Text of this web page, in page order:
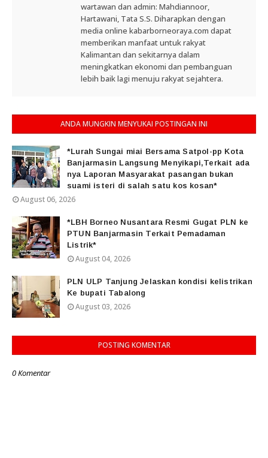
wartawan dan admin: Mahdiannoor,
Hartawani, Tata S.S. Diharapkan dengan
media online kabarborneoraya.com dapat
memberikan manfaat untuk rakyat
Kalimantan dan sekitarnya dalam
meningkatkan ekonomi dan pembanguan
lebih baik lagi menuju rakyat sejahtera.
ANDA MUNGKIN MENYUKAI POSTINGAN INI
*Lurah Sungai miai Bersama Satpol-pp Kota
Banjarmasin Langsung Menyikapi,Terkait ada
nya Laporan Masyarakat pasangan bukan
suami isteri di salah satu kos kosan*
August 06, 2026
*LBH Borneo Nusantara Resmi Gugat PLN ke
PTUN Banjarmasin Terkait Pemadaman
Listrik*
August 04, 2026
PLN ULP Tanjung Jelaskan kondisi kelistrikan
Ke bupati Tabalong
August 03, 2026
POSTING KOMENTAR
0 Komentar